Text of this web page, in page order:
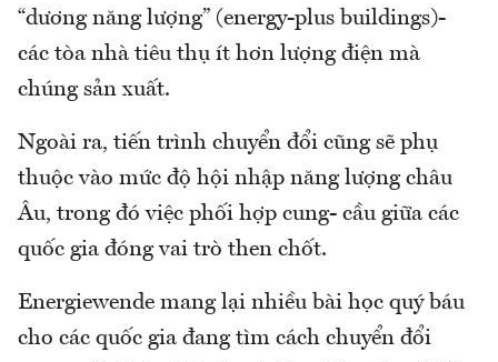
“dương năng lượng” (energy-plus buildings)-
các tòa nhà tiêu thụ ít hơn lượng điện mà
chúng sản xuất.
Ngoài ra, tiến trình chuyển đổi cũng sẽ phụ
thuộc vào mức độ hội nhập năng lượng châu
Âu, trong đó việc phối hợp cung- cầu giữa các
quốc gia đóng vai trò then chốt.
Energiewende mang lại nhiều bài học quý báu
cho các quốc gia đang tìm cách chuyển đổi